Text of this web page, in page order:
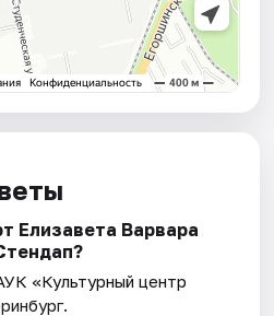
Елизавета Варвара
«Культурный центр